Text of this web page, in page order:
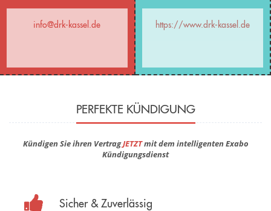
info@drk-kassel.de https://www.drk-kassel.de
PERFEKTE KÜNDIGUNG
Kündigen Sie ihren VertragJETZTmit dem intelligenten Exabo
Kündigungsdienst
Sicher & Zuverlässig